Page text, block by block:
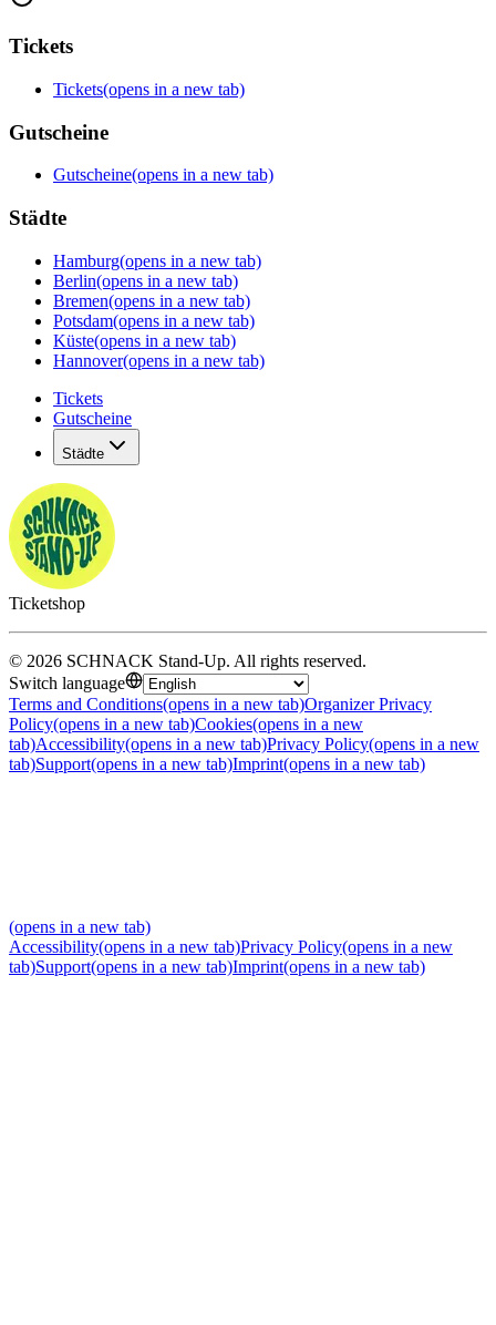
Tickets
Tickets(opens in a new tab)
Gutscheine
Gutscheine(opens in a new tab)
Städte
Hamburg(opens in a new tab)
Berlin(opens in a new tab)
Bremen(opens in a new tab)
Potsdam(opens in a new tab)
Küste(opens in a new tab)
Hannover(opens in a new tab)
Tickets
Gutscheine
Städte
Ticketshop
© 2026 SCHNACK Stand-Up. All rights reserved.
Switch language
Terms and Conditions(opens in a new tab)Organizer Privacy
Policy(opens in a new tab)Cookies(opens in a new
tab)Accessibility(opens in a new tab)Privacy Policy(opens in a new
tab)Support(opens in a new tab)Imprint(opens in a new tab)
(opens in a new tab)
Accessibility(opens in a new tab)Privacy Policy(opens in a new
tab)Support(opens in a new tab)Imprint(opens in a new tab)